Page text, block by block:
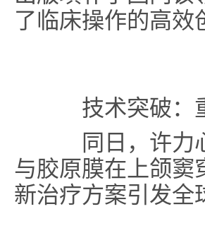
了临床操作的高效
技术突破：
同日，许力心
与胶原膜在上颌窦
新治疗方案引发全